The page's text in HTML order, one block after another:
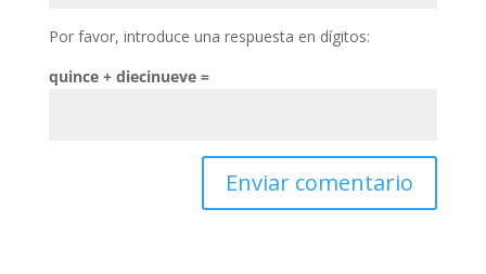
Por favor, introduce una respuesta en dígitos:
quince + diecinueve =